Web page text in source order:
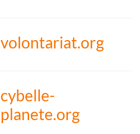
volontariat.org
cybelle-
planete.org